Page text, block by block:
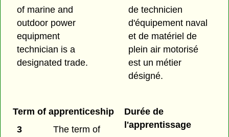
of marine and
outdoor power
equipment
technician is a
designated trade.
de technicien
d'équipement naval
et de matériel de
plein air motorisé
est un métier
désigné.
Term of apprenticeship
3
The term of
Durée de
l'apprentissage